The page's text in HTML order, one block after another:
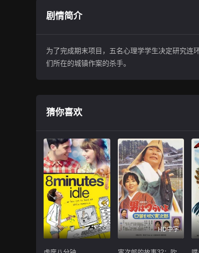
剧情简介
为了完成期末项目，五名心理学学生决定研究连
们所在的城镇作案的杀手。
猜你喜欢
HD中字